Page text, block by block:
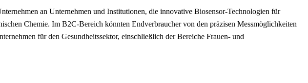
an Unternehmen und Institutionen, die innovative Biosensor-Technologien für
Chemie. Im B2C-Bereich könnten Endverbraucher von den präzisen Messmöglichkeiten
für den Gesundheitssektor, einschließlich der Bereiche Frauen- und